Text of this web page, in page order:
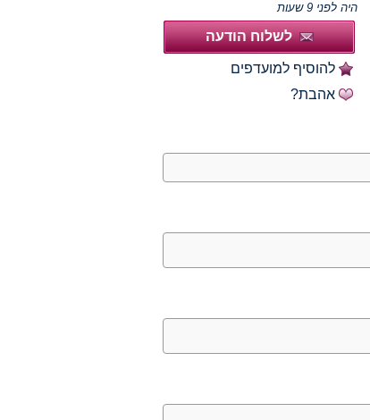
היה לפני 9 שעות
לשלוח הודעה
להוסיף למועדפים
אהבת?